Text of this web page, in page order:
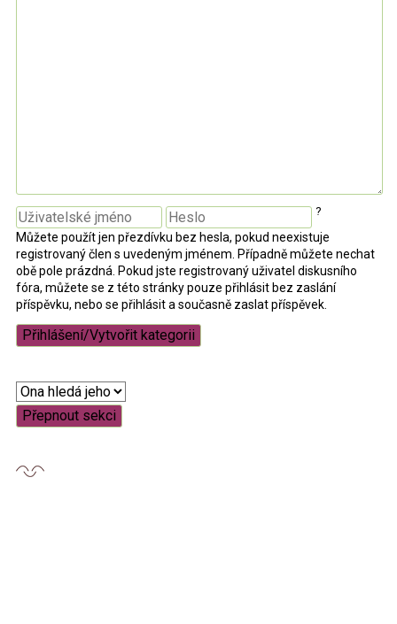
?
Můžete použít jen přezdívku bez hesla, pokud neexistuje
registrovaný člen s uvedeným jménem. Případně můžete nechat
obě pole prázdná. Pokud jste registrovaný uživatel diskusního
fóra, můžete se z této stránky pouze přihlásit bez zaslání
příspěvku, nebo se přihlásit a současně zaslat příspěvek.